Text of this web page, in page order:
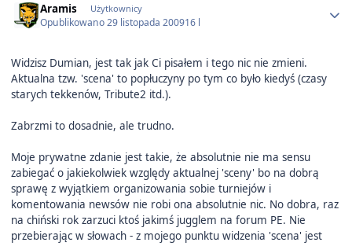
Aramis Użytkownicy
Opublikowano29 listopada 200916 l
Widzisz Dumian, jest tak jak Ci pisałem i tego nic nie zmieni.
Aktualna tzw. 'scena' to popłuczyny po tym co było kiedyś (czasy
starych tekkenów, Tribute2 itd.).
Zabrzmi to dosadnie, ale trudno.
Moje prywatne zdanie jest takie, że absolutnie nie ma sensu
zabiegać o jakiekolwiek względy aktualnej 'sceny' bo na dobrą
sprawę z wyjątkiem organizowania sobie turniejów i
komentowania newsów nie robi ona absolutnie nic. No dobra, raz
na chiński rok zarzuci ktoś jakimś jugglem na forum PE. Nie
przebierając w słowach - z mojego punktu widzenia 'scena' jest